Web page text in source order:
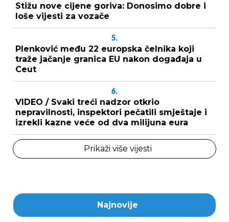
Stižu nove cijene goriva: Donosimo dobre i
loše vijesti za vozače
5.
Plenković među 22 europska čelnika koji
traže jačanje granica EU nakon događaja u
Ceut
6.
VIDEO / Svaki treći nadzor otkrio
nepravilnosti, inspektori pečatili smještaje i
izrekli kazne veće od dva milijuna eura
Prikaži više vijesti
Najnovije